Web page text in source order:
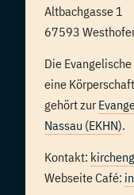
Altbachgasse 1
67593
Die
eine
gehört zur
Nassau (EKHN).
Kontakt:
Webseite Café: